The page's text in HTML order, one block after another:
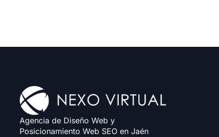
Agencia de Diseño Web y
Posicionamiento Web SEO en Jaén